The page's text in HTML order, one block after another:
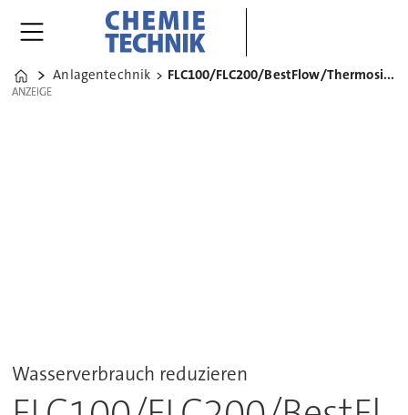
Home
Anlagentechnik FLC100/FLC200/BestFlow/Thermosiphonsystem
ANZEIGE
ANZEIGE
Wasserverbrauch reduzieren